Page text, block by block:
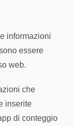
informazioni
essere
web.
che
inserite
di conteggio